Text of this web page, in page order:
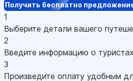
Получить бесплатно
1
Выберите детали вашего
2
Введите информацию о туристах
3
Произведите оплату удобным